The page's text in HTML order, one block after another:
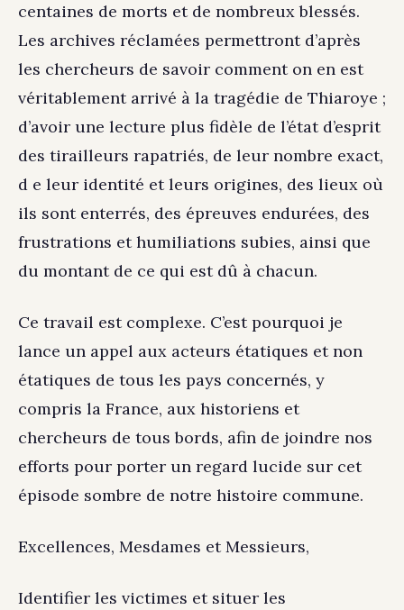
centaines de morts et de nombreux blessés.
Les archives réclamées permettront d’après
les chercheurs de savoir comment on en est
véritablement arrivé à la tragédie de Thiaroye ;
d’avoir une lecture plus fidèle de l’état d’esprit
des tirailleurs rapatriés, de leur nombre exact,
d e leur identité et leurs origines, des lieux où
ils sont enterrés, des épreuves endurées, des
frustrations et humiliations subies, ainsi que
du montant de ce qui est dû à chacun.
Ce travail est complexe. C’est pourquoi je
lance un appel aux acteurs étatiques et non
étatiques de tous les pays concernés, y
compris la France, aux historiens et
chercheurs de tous bords, afin de joindre nos
efforts pour porter un regard lucide sur cet
épisode sombre de notre histoire commune.
Excellences, Mesdames et Messieurs,
Identifier les victimes et situer les